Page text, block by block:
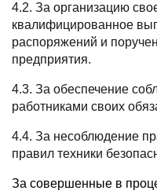
4.2. За организацию
квалифицированное
распоряжений и
предприятия.
4.3. За обеспечение
работниками своих
4.4. За несоблюдение
правил техники
За совершенные в